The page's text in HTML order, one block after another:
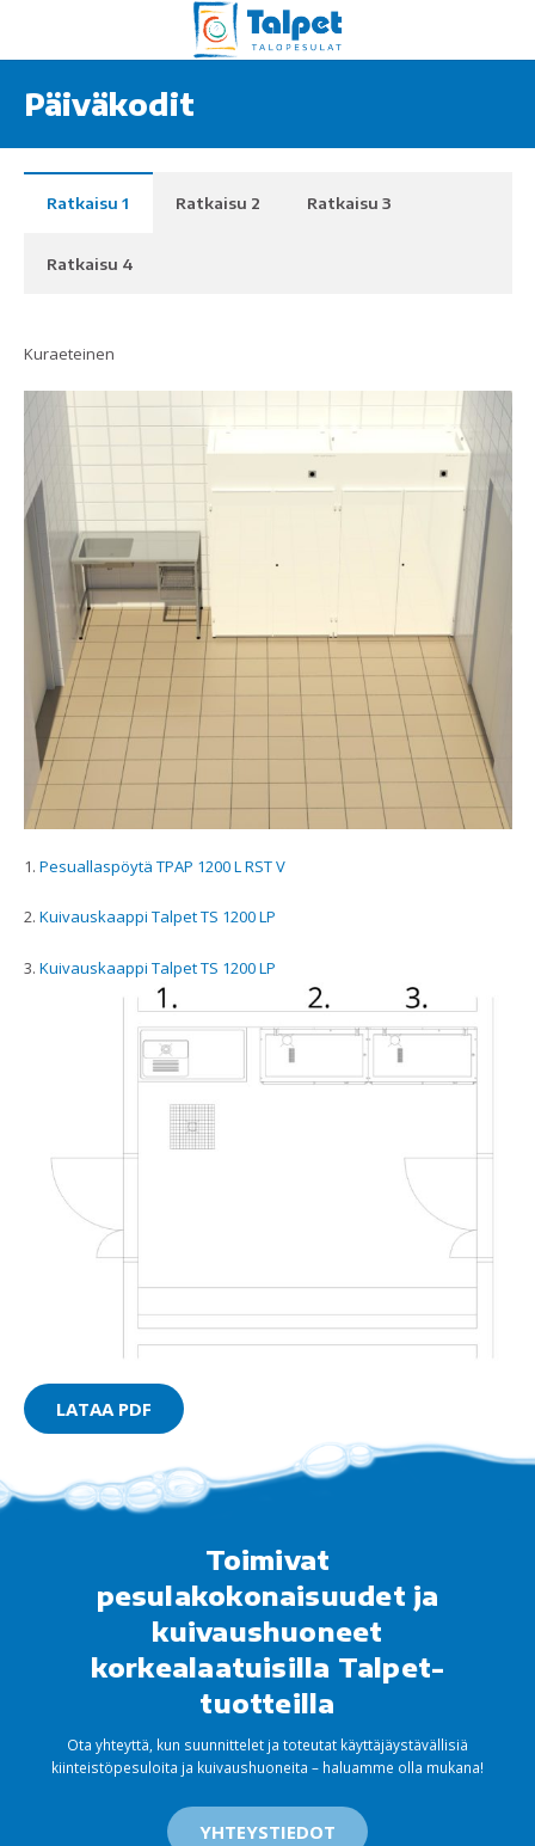
Päiväkodit
Ratkaisu 1 Ratkaisu 2 Ratkaisu 3
Ratkaisu 4
Kuraeteinen
1. Pesuallaspöytä TPAP 1200 L RST V
2. Kuivauskaappi Talpet TS 1200 LP
3. Kuivauskaappi Talpet TS 1200 LP
LATAA PDF
Toimivat
pesulakokonaisuudet ja
kuivaushuoneet
korkealaatuisilla Talpet-
tuotteilla
Ota yhteyttä, kun suunnittelet ja toteutat käyttäjäystävällisiä
kiinteistöpesuloita ja kuivaushuoneita – haluamme olla mukana!
YHTEYSTIEDOT